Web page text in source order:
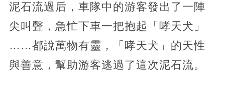
泥石流過后，車隊中的游客發出了一陣
尖叫聲，急忙下車一把抱起「哮天犬」
……都說萬物有靈，「哮天犬」的天性
與善意，幫助游客逃過了這次泥石流。